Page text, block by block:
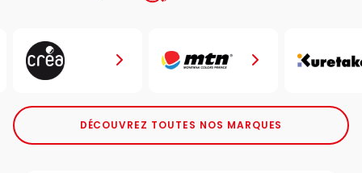
DÉCOUVREZ TOUTES NOS MARQUES